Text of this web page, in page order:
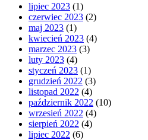
lipiec 2023 (1)
czerwiec 2023 (2)
maj 2023 (1)
kwiecień 2023 (4)
marzec 2023 (3)
luty 2023 (4)
styczeń 2023 (1)
grudzień 2022 (3)
listopad 2022 (4)
październik 2022 (10)
wrzesień 2022 (4)
sierpień 2022 (4)
lipiec 2022 (6)